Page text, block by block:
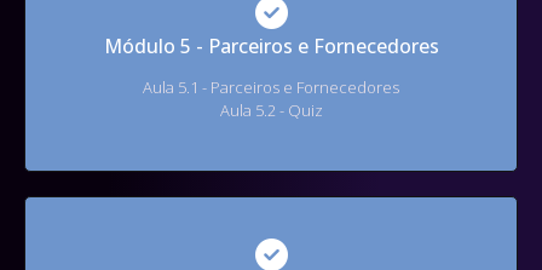
Módulo 5 - Parceiros e Fornecedores
Aula 5.1 - Parceiros e Fornecedores
Aula 5.2 - Quiz